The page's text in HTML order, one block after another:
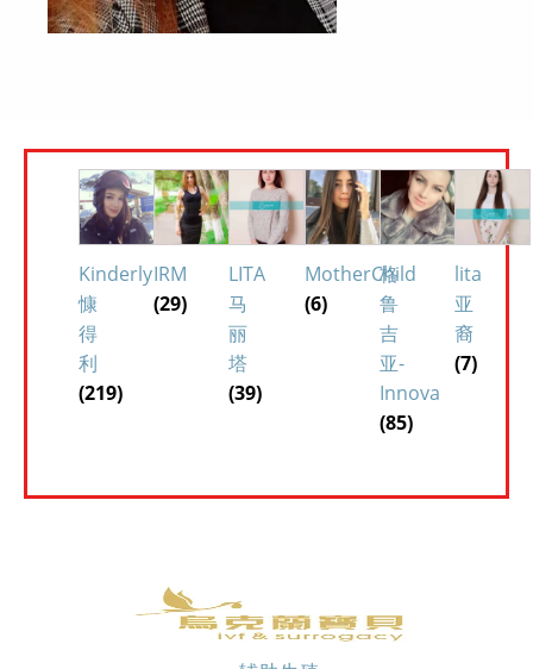
Kinderly
慷
得
利
(219)
IRM
(29)
LITA
马
丽
塔
(39)
MotherChild
(6)
格
鲁
吉
亚-
Innova
(85)
lita
亚
裔
(7)